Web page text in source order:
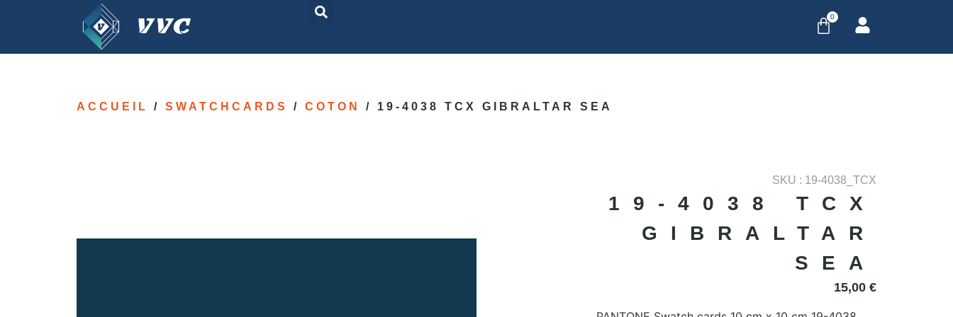
0
ACCUEIL / SWATCHCARDS / COTON / 19-4038 TCX GIBRALTAR SEA
SKU : 19-4038_TCX
19-4038 TCX
GIBRALTAR
SEA
15,00€